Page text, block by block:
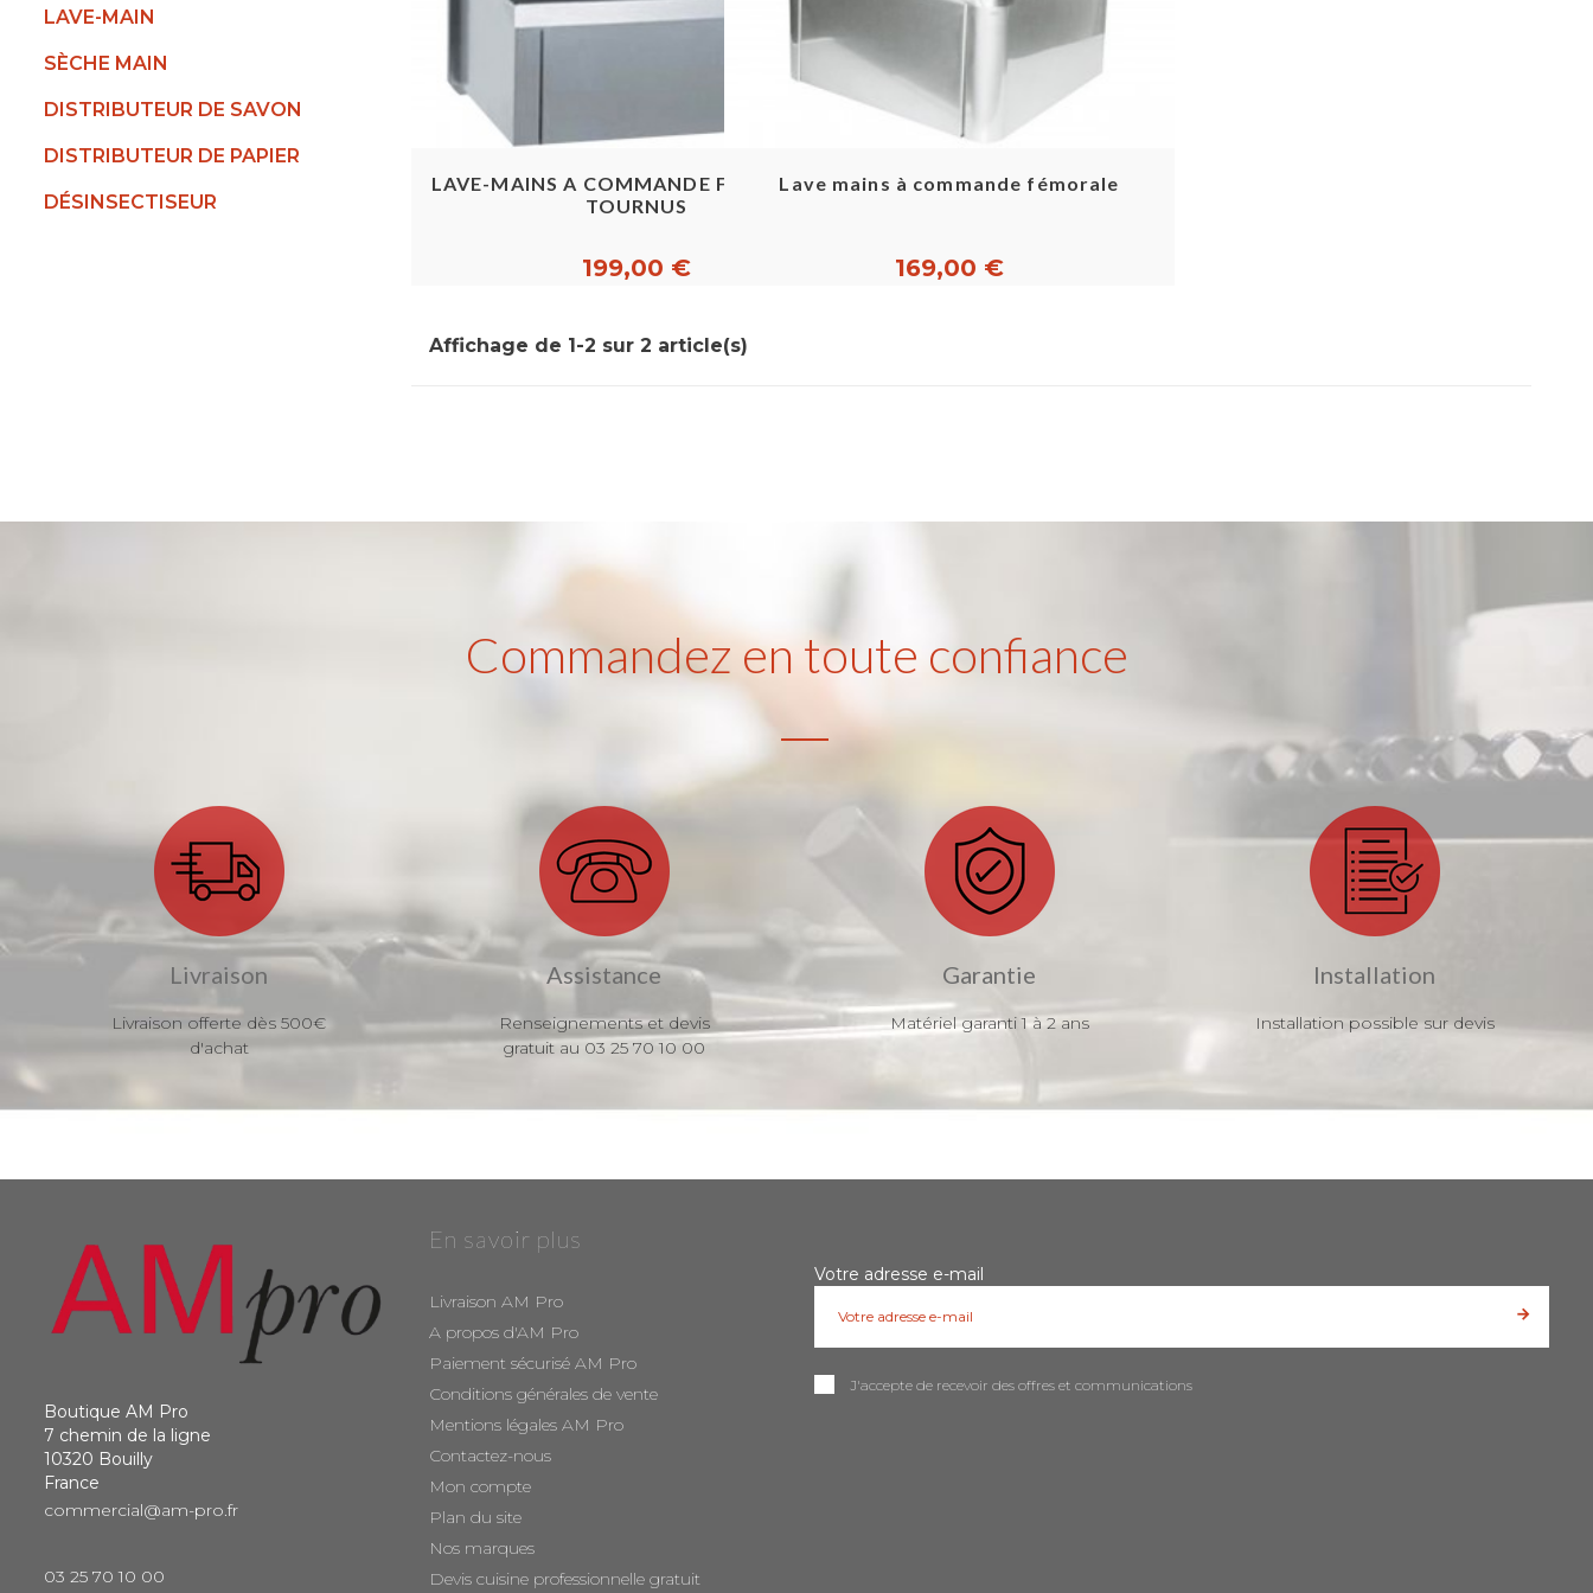
LAVE-MAIN
SÈCHE MAIN
DISTRIBUTEUR DE SAVON
DISTRIBUTEUR DE PAPIER
DÉSINSECTISEUR
LAVE-MAINS A COMMANDE FEMORALE -
TOURNUS
199,00 €
Lave mains à commande fémorale
169,00 €
Affichage de 1-2 sur 2 article(s)
Commandez en toute confiance
Livraison
Livraison offerte dès 500€
d'achat
Assistance
Renseignements et devis
gratuit au 03 25 70 10 00
Garantie
Matériel garanti 1 à 2 ans
Installation
Installation possible sur devis
Boutique AM Pro
7 chemin de la ligne
10320 Bouilly
France
commercial@am-pro.fr
03 25 70 10 00
En savoir plus
Livraison AM Pro
A propos d'AM Pro
Paiement sécurisé AM Pro
Conditions générales de vente
Mentions légales AM Pro
Contactez-nous
Mon compte
Plan du site
Nos marques
Devis cuisine professionnelle gratuit
Votre adresse e-mail
J'accepte de recevoir des offres et communications